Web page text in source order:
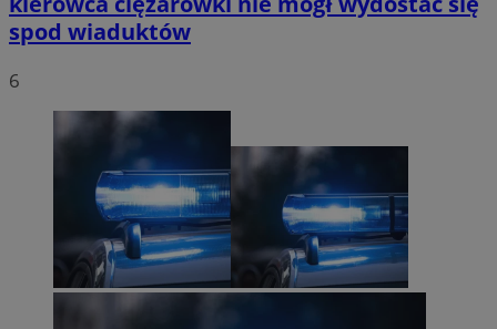
spod wiaduktów
6